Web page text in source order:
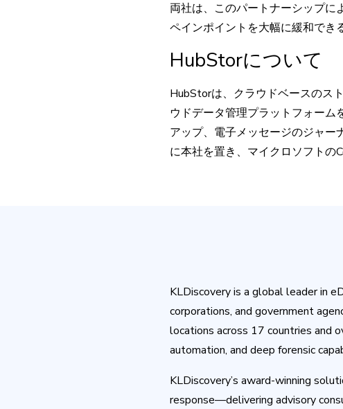
両社は、このパートナーシップに
ペインポイントを大幅に緩和でき
HubStorについて
HubStorは、クラウドベースのス
ウドデータ管理プラットフォー
アップ、電子メッセージのジャー
に本社を置き、マイクロソフトの
KLDiscovery is a global leader in
corporations, and government
locations across 17 countries and
automation, and deep forensic
KLDiscovery’s award-winning
response—delivering advisory